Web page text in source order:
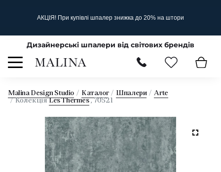
АКЦІЯ! При купівлі шпалер знижка до 20% на штори
Дизайнерські шпалери від світових брендів
Malina Design Studio Каталог Шпалери
Arte
Колекція Les Thermes, 70521